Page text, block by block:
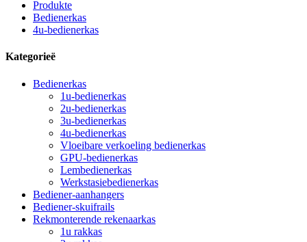
Produkte
Bedienerkas
4u-bedienerkas
Kategorieë
Bedienerkas
1u-bedienerkas
2u-bedienerkas
3u-bedienerkas
4u-bedienerkas
Vloeibare verkoeling bedienerkas
GPU-bedienerkas
Lembedienerkas
Werkstasiebedienerkas
Bediener-aanhangers
Bediener-skuifrails
Rekmonterende rekenaarkas
1u rakkas